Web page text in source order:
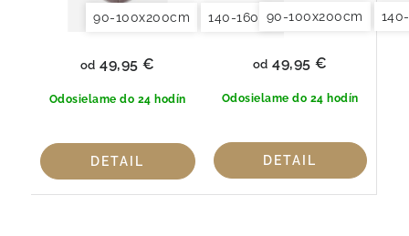
90-100x200cm 140-160x200cm
Odosielame do 24 hodín
od 49,95 €
DETAIL
90-100x200cm
Odosielame do 24 hodín
od 49,95 €
DETAIL